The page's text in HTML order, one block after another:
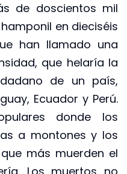
de doscientos mil
en dieciséis
han llamado una
que helaría la
de un país,
Ecuador y Perú.
donde los
a montones y los
más muerden el